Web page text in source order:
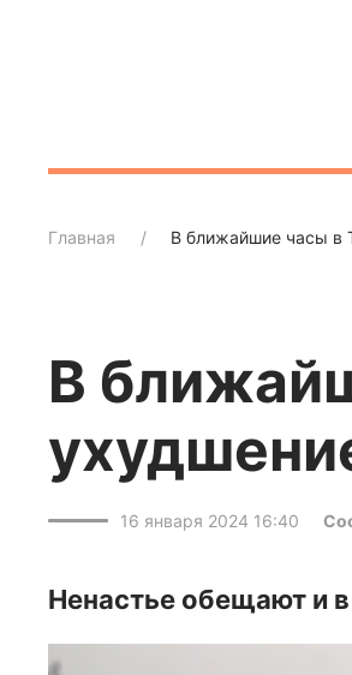
Главная В ближайшие часы в
В
16 января 2024 16:40
Ненастье обещают и в